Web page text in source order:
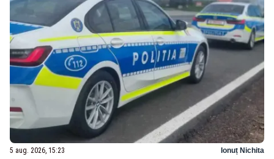
5 aug. 2026, 15:23 Ionuț Nichita